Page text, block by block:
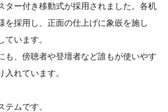
ター付き移動式が採用されました。各机
を採用し、正面の仕上げに象嵌を施し
います。
も、傍聴者や登壇者など誰もが使いやす
れています。
ムです。